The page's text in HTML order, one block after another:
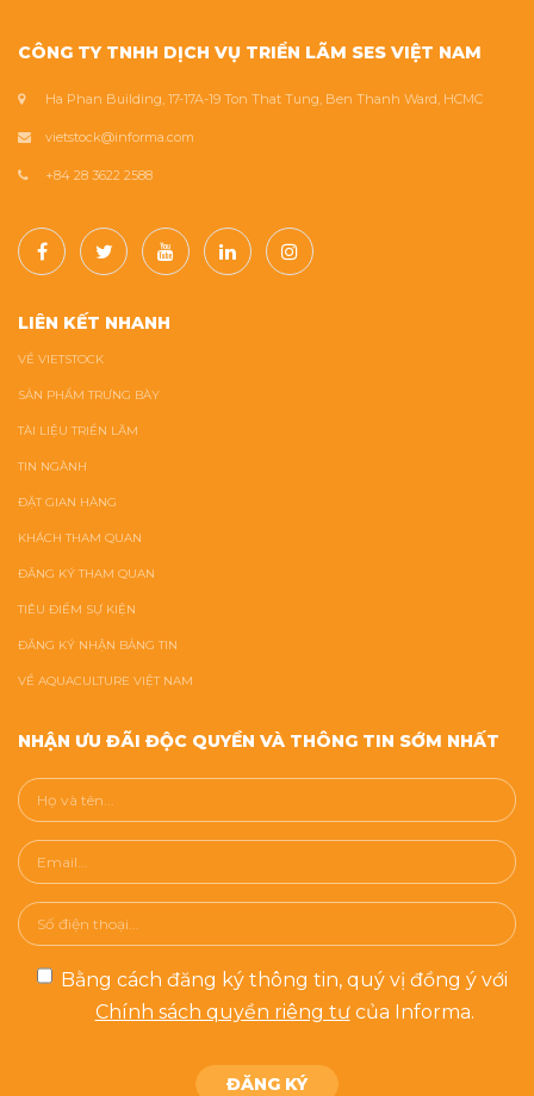
CÔNG TY TNHH DỊCH VỤ TRIỂN LÃM SES VIỆT NAM
Ha Phan Building, 17-17A-19 Ton That Tung, Ben Thanh Ward, HCMC
vietstock@informa.com
+84 28 3622 2588
LIÊN KẾT NHANH
VỀ VIETSTOCK
SẢN PHẨM TRƯNG BÀY
TÀI LIỆU TRIỂN LÃM
TIN NGÀNH
ĐẶT GIAN HÀNG
KHÁCH THAM QUAN
ĐĂNG KÝ THAM QUAN
TIÊU ĐIỂM SỰ KIỆN
ĐĂNG KÝ NHẬN BẢNG TIN
VỀ AQUACULTURE VIỆT NAM
NHẬN ƯU ĐÃI ĐỘC QUYỀN VÀ THÔNG TIN SỚM NHẤT
Bằng cách đăng ký thông tin, quý vị đồng ý với
Chính sách quyền riêng tưcủa Informa.